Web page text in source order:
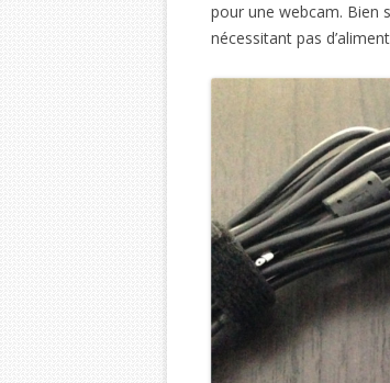
pour une webcam. Bien
nécessitant pas